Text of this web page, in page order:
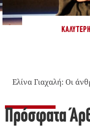
Ελίνα Γιαχαλή: Οι
Πρόσφατα